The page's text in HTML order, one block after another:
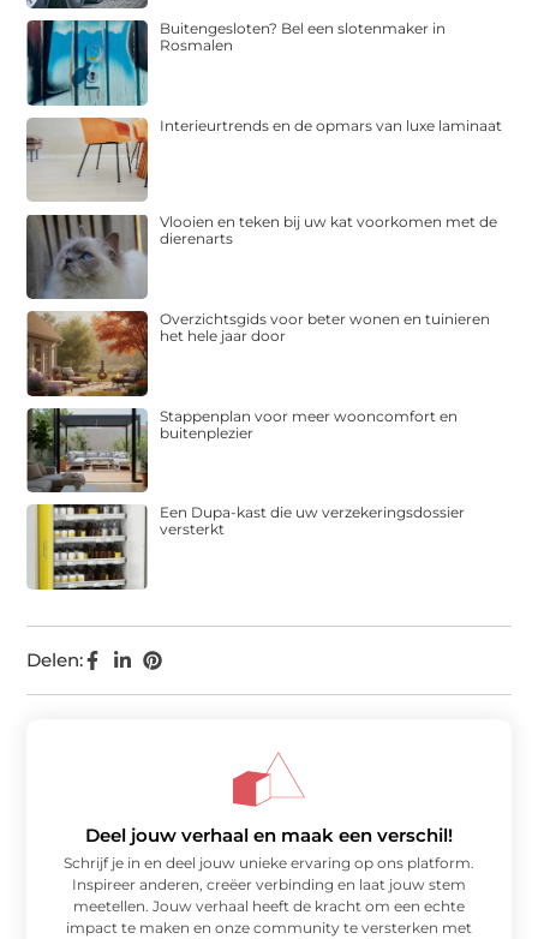
Delen:
Buitengesloten? Bel een slotenmaker in
Rosmalen
Interieurtrends en de opmars van luxe laminaat
Vlooien en teken bij uw kat voorkomen met de
dierenarts
Overzichtsgids voor beter wonen en tuinieren
het hele jaar door
Stappenplan voor meer wooncomfort en
buitenplezier
Een Dupa-kast die uw verzekeringsdossier
versterkt
Deel jouw verhaal en maak een verschil!
Schrijf je in en deel jouw unieke ervaring op ons platform.
Inspireer anderen, creëer verbinding en laat jouw stem
meetellen. Jouw verhaal heeft de kracht om een echte
impact te maken en onze community te versterken met